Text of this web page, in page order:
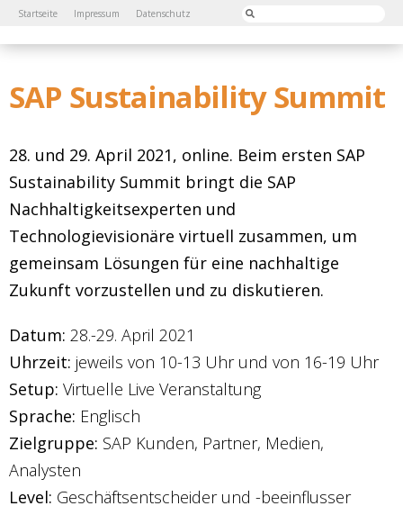
Startseite Impressum Datenschutz
SAP Sustainability Summit
28. und 29. April 2021, online. Beim ersten SAP
Sustainability Summit bringt die SAP
Nachhaltigkeitsexperten und
Technologievisionäre virtuell zusammen, um
gemeinsam Lösungen für eine nachhaltige
Zukunft vorzustellen und zu diskutieren.
Datum: 28.-29. April 2021
Uhrzeit: jeweils von 10-13 Uhr und von 16-19 Uhr
Setup: Virtuelle Live Veranstaltung
Sprache: Englisch
Zielgruppe: SAP Kunden, Partner, Medien,
Analysten
Level: Geschäftsentscheider und -beeinflusser